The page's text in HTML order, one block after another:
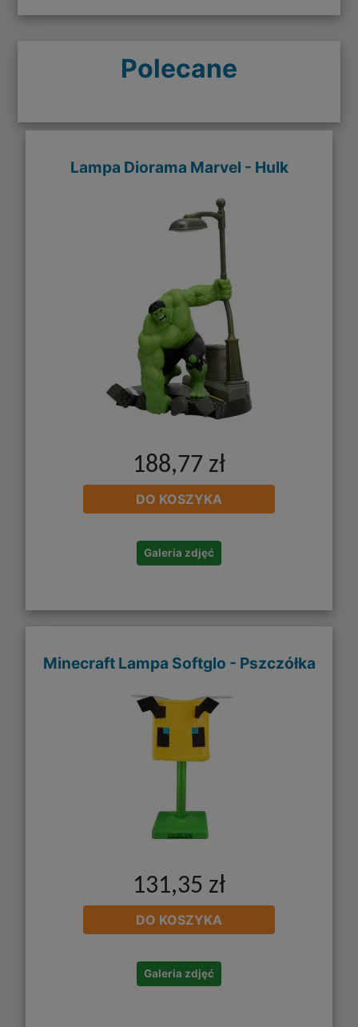
Polecane
Lampa Diorama Marvel - Hulk
188,77 zł
DO KOSZYKA
Galeria zdjęć
Minecraft Lampa Softglo - Pszczółka
131,35 zł
DO KOSZYKA
Galeria zdjęć